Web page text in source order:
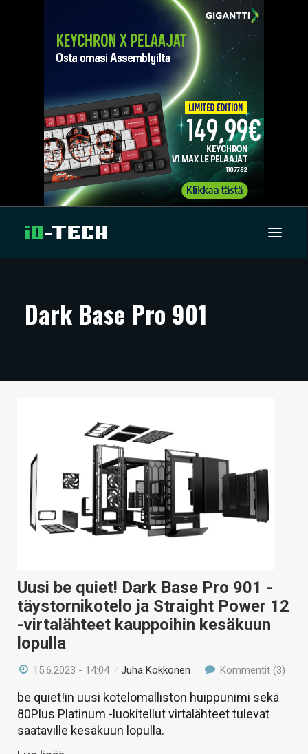
ARTIKKELIT
TECHBBS
KAUPPA
VAIHDA TEEMA
Dark Base Pro 901
Uusi be quiet! Dark Base Pro 901 -
täystornikotelo ja Straight Power 12
-virtalähteet kauppoihin kesäkuun
lopulla
15.6.2023 - 14:04 /Juha Kokkonen Kommentit (3)
be quiet!in uusi kotelomalliston huippunimi sekä
80Plus Platinum -luokitellut virtalähteet tulevat
saataville kesäkuun lopulla.